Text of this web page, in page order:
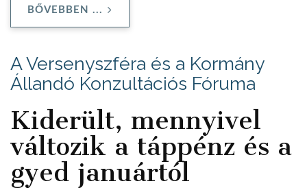
BŐVEBBEN ...
A Versenyszféra és a Kormány
Állandó Konzultációs Fóruma
Kiderült, mennyivel
változik a táppénz és a
gyed januártól